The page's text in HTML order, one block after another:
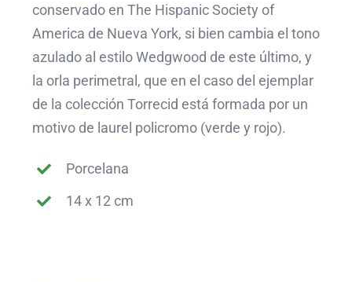
conservado en The Hispanic Society of
America de Nueva York, si bien cambia el tono
azulado al estilo Wedgwood de este último, y
la orla perimetral, que en el caso del ejemplar
de la colección Torrecid está formada por un
motivo de laurel policromo (verde y rojo).
Porcelana
14 x 12 cm